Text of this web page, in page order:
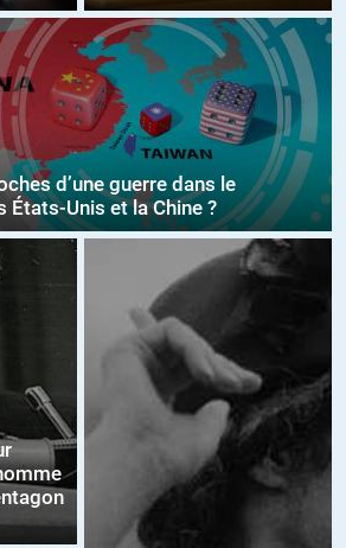
d’une guerre dans le
États-Unis et la Chine ?